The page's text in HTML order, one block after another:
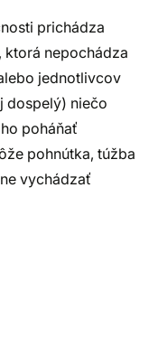
prichádza
ktorá nepochádza
jednotlivcov
dospelý) niečo
poháňať
pohnútka, túžba
vychádzať